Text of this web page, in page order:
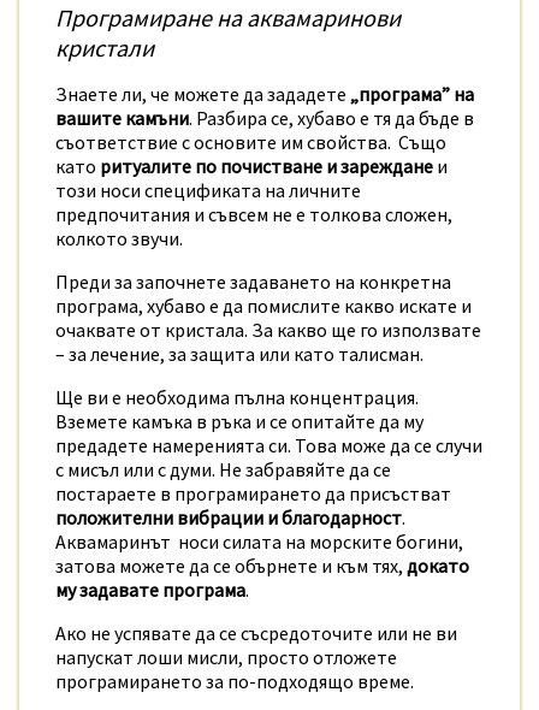
Програмиране на аквамаринови
кристали
Знаете ли, че можете да зададете „програма” на
вашите камъни. Разбира се, хубаво е тя да бъде в
съответствие с основите им свойства. Също
като ритуалите по почистване и зареждане и
този носи спецификата на личните
предпочитания и съвсем не е толкова сложен,
колкото звучи.
Преди за започнете задаването на конкретна
програма, хубаво е да помислите какво искате и
очаквате от кристала. За какво ще го използвате
– за лечение, за защита или като талисман.
Ще ви е необходима пълна концентрация.
Вземете камъка в ръка и се опитайте да му
предадете намеренията си. Това може да се случи
с мисъл или с думи. Не забравяйте да се
постараете в програмирането да присъстват
положителни вибрации и благодарност.
Аквамаринът носи силата на морските богини,
затова можете да се обърнете и към тях, докато
му задавате програма.
Ако не успявате да се съсредоточите или не ви
напускат лоши мисли, просто отложете
програмирането за по-подходящо време.